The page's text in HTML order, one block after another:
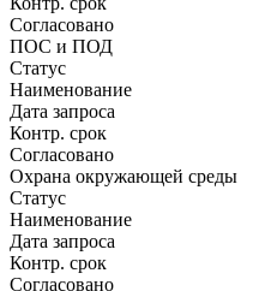
Согласовано
ПОС и ПОД
Статус
Наименование
Дата запроса
Контр. срок
Согласовано
Охрана окружающей среды
Статус
Наименование
Дата запроса
Контр. срок
Согласовано